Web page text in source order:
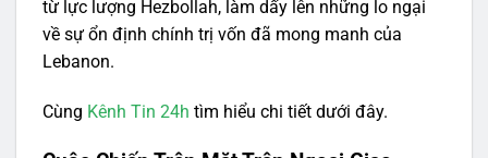
từ lực lượng Hezbollah, làm dấy lên những lo ngại
về sự ổn định chính trị vốn đã mong manh của
Lebanon.
Cùng Kênh Tin 24h tìm hiểu chi tiết dưới đây.